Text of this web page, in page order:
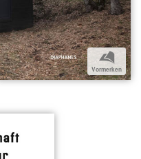
b
Vormerken